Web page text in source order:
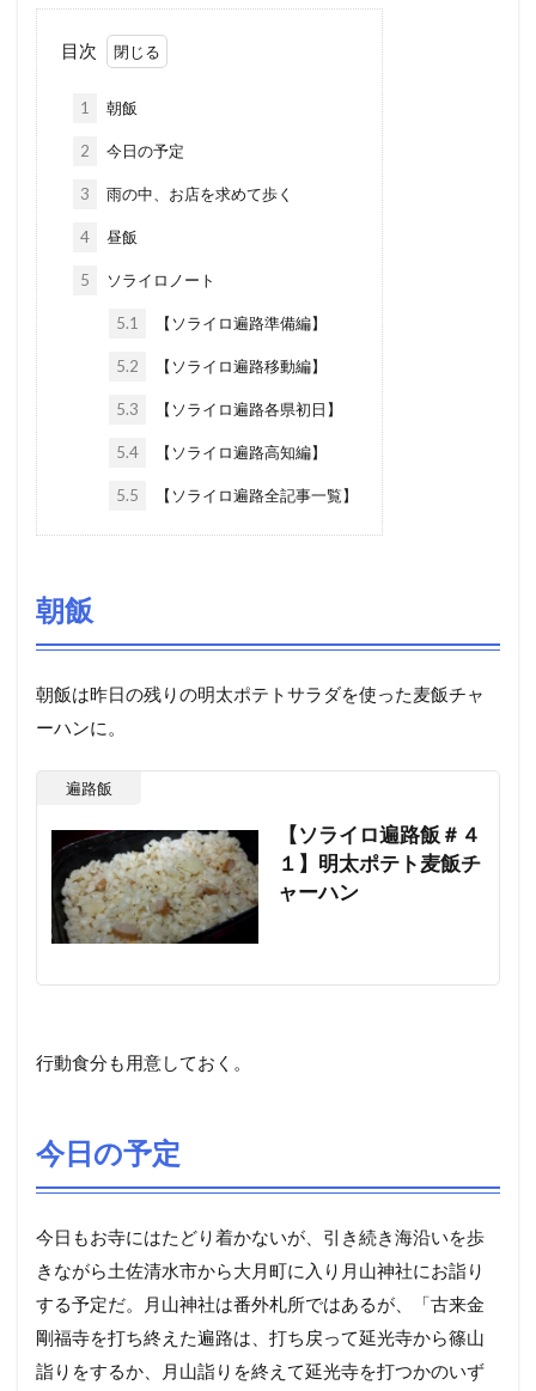
目次
1 朝飯
2 今日の予定
3 雨の中、お店を求めて歩く
4 昼飯
5 ソライロノート
5.1 【ソライロ遍路準備編】
5.2 【ソライロ遍路移動編】
5.3 【ソライロ遍路各県初日】
5.4 【ソライロ遍路高知編】
5.5 【ソライロ遍路全記事一覧】
朝飯
朝飯は昨日の残りの明太ポテトサラダを使った麦飯チャ
ーハンに。
遍路飯
【ソライロ遍路飯＃４
１】明太ポテト麦飯チ
ャーハン
行動食分も用意しておく。
今日の予定
今日もお寺にはたどり着かないが、引き続き海沿いを歩
きながら土佐清水市から大月町に入り月山神社にお詣り
する予定だ。月山神社は番外札所ではあるが、「古来金
剛福寺を打ち終えた遍路は、打ち戻って延光寺から篠山
詣りをするか、月山詣りを終えて延光寺を打つかのいず